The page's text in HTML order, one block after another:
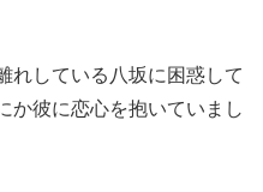
れしている八坂に困惑して
か彼に恋心を抱いていまし